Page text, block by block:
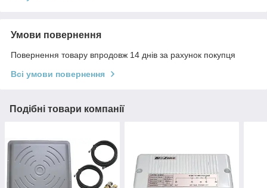
Умови повернення
Повернення товару впродовж 14 днів за рахунок покупця
Всі умови повернення
Подібні товари компанії